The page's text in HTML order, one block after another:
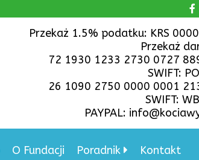
Przekaż 1.5% podatku: KRS
Przekaż
72 1930 1233 2730 0727
SWIFT:
26 1090 2750 0000 0001
SWIFT:
PAYPAL:
O Fundacji Poradnik Kontakt